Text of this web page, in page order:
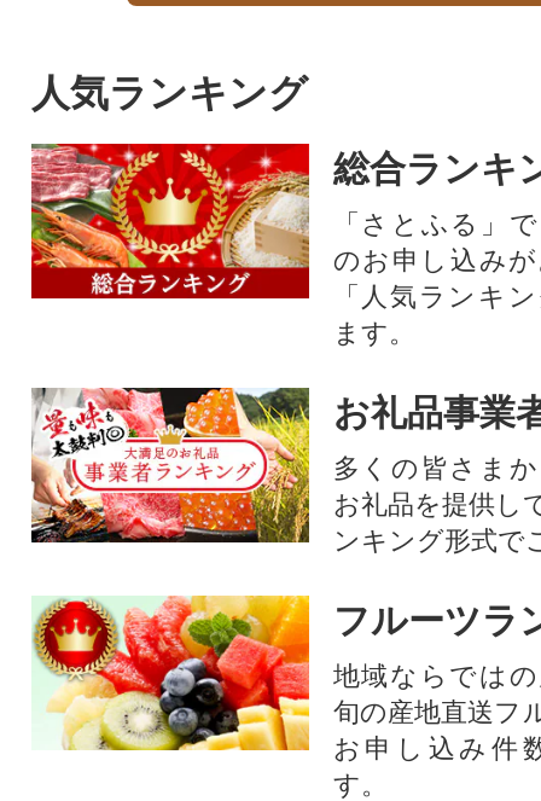
人気ランキング
総合ランキ
「さとふる」
のお申し込み
「人気ランキ
ます。
お礼品事業
多くの皆さま
お礼品を提供し
ンキング形式で
フルーツラ
地域ならでは
旬の産地直送フ
お申し込み件
す。